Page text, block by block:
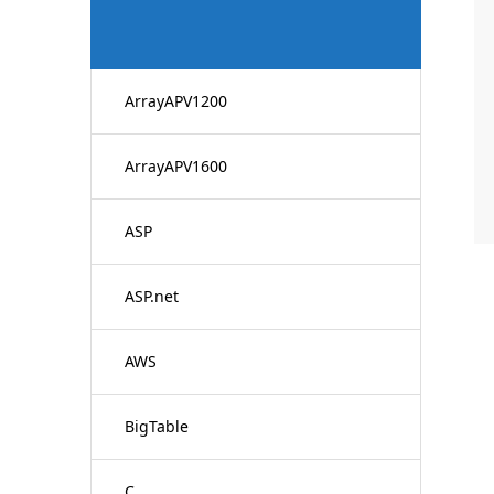
ArrayAPV1200
ArrayAPV1600
ASP
ASP.net
AWS
BigTable